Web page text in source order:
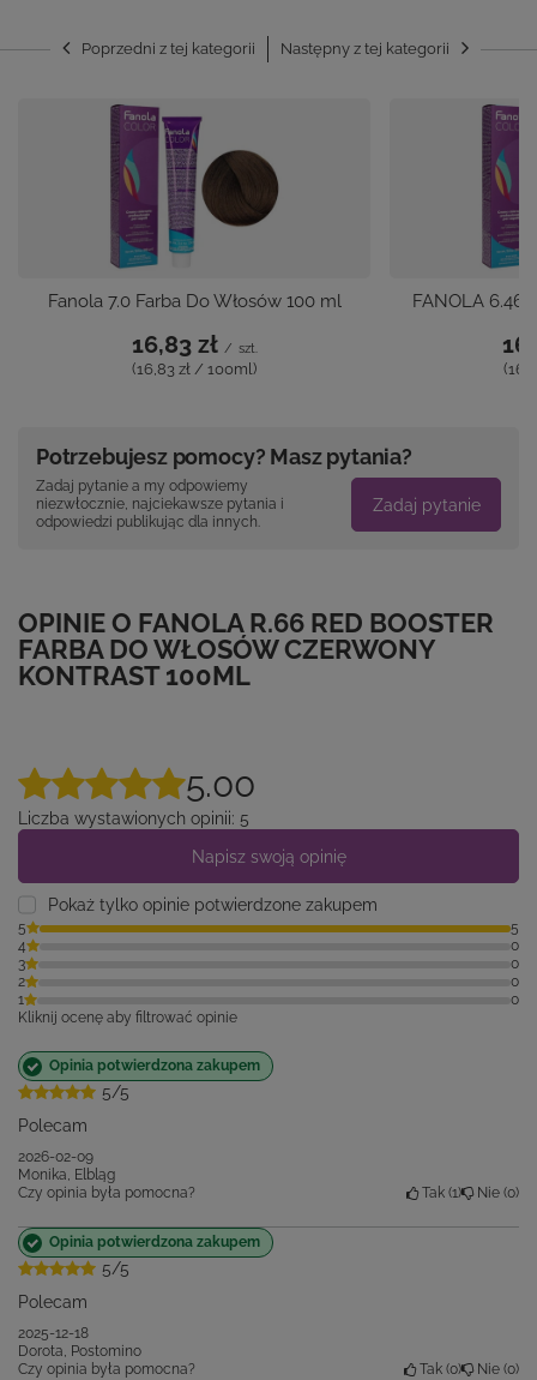
Poprzedni z tej kategorii Następny z tej kategorii
Fanola 7.0 Farba Do Włosów 100 ml
16,83 zł / szt.
(16,83 zł / 100ml)
FANOLA 6.46
Potrzebujesz pomocy? Masz pytania?
Zadaj pytanie a my odpowiemy
niezwłocznie, najciekawsze pytania i
odpowiedzi publikując dla innych.
Zadaj pytanie
OPINIE O FANOLA R.66 RED BOOSTER
FARBA DO WŁOSÓW CZERWONY
KONTRAST 100ML
5.00
Liczba wystawionych opinii: 5
Napisz swoją opinię
Pokaż tylko opinie potwierdzone zakupem
5
5
4
0
3
0
2
0
1
0
Kliknij ocenę aby filtrować opinie
5/5
Opinia potwierdzona zakupem
Polecam
2026-02-09
Monika, Elbląg
Czy opinia była pomocna?
Tak 1 Nie 0
5/5
Opinia potwierdzona zakupem
Polecam
2025-12-18
Dorota, Postomino
Czy opinia była pomocna?
Tak 0 Nie 0